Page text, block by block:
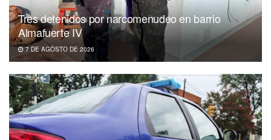
Tres detenidos por narcomenudeo en barrio
Almafuerte IV
7 DE AGOSTO DE 2026